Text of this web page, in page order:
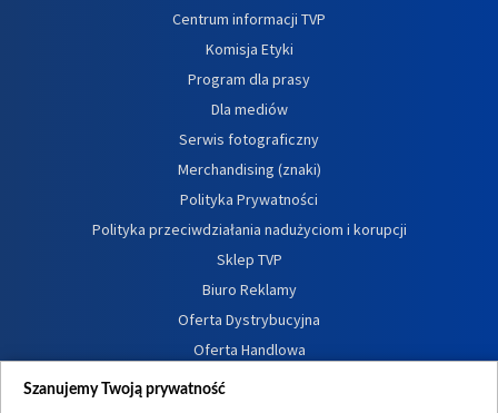
Centrum informacji TVP
Komisja Etyki
Program dla prasy
Dla mediów
Serwis fotograficzny
Merchandising (znaki)
Polityka Prywatności
Polityka przeciwdziałania nadużyciom i korupcji
Sklep TVP
Biuro Reklamy
Oferta Dystrybucyjna
Oferta Handlowa
Dostępność
Szanujemy Twoją prywatność